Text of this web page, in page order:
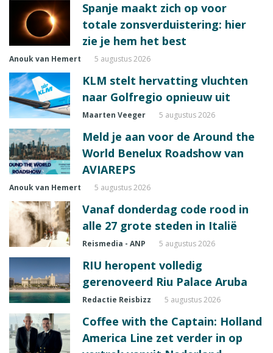
Spanje maakt zich op voor
totale zonsverduistering: hier
zie je hem het best
Anouk van Hemert 5 augustus 2026
KLM stelt hervatting vluchten
naar Golfregio opnieuw uit
Maarten Veeger 5 augustus 2026
Meld je aan voor de Around the
World Benelux Roadshow van
AVIAREPS
Anouk van Hemert 5 augustus 2026
Vanaf donderdag code rood in
alle 27 grote steden in Italië
Reismedia - ANP 5 augustus 2026
RIU heropent volledig
gerenoveerd Riu Palace Aruba
Redactie Reisbizz 5 augustus 2026
Coffee with the Captain: Holland
America Line zet verder in op